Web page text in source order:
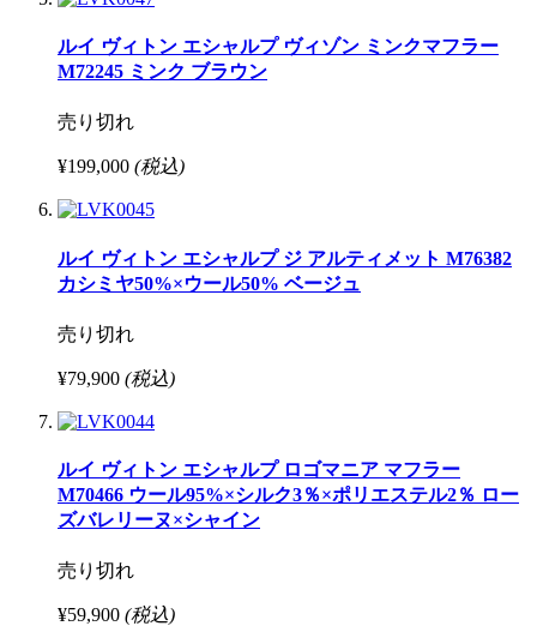
ルイ ヴィトン エシャルプ ヴィゾン ミンクマフラー
M72245 ミンク ブラウン
売り切れ
¥199,000 (税込)
ルイ ヴィトン エシャルプ ジ アルティメット M76382
カシミヤ50%×ウール50% ベージュ
売り切れ
¥79,900 (税込)
ルイ ヴィトン エシャルプ ロゴマニア マフラー
M70466 ウール95%×シルク3％×ポリエステル2％ ロー
ズバレリーヌ×シャイン
売り切れ
¥59,900 (税込)